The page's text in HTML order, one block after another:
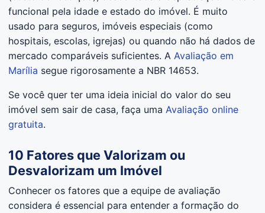
funcional pela idade e estado do imóvel. É muito
usado para seguros, imóveis especiais (como
hospitais, escolas, igrejas) ou quando não há dados de
mercado comparáveis suficientes. A Avaliação em
Marília segue rigorosamente a NBR 14653.
Se você quer ter uma ideia inicial do valor do seu
imóvel sem sair de casa, faça uma Avaliação online
gratuita.
10 Fatores que Valorizam ou
Desvalorizam um Imóvel
Conhecer os fatores que a equipe de avaliação
considera é essencial para entender a formação do